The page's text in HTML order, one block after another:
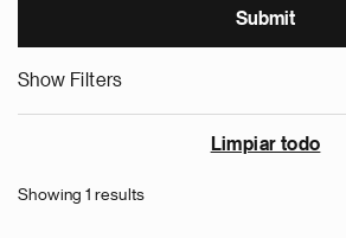
Show Filters
Limpiar todo
Showing 1 results